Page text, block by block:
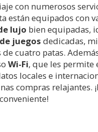
con numerosos
están equipados con
lujo bien equipadas,
juegos dedicadas,
cuatro patas.
Wi-Fi, que les permite
locales e
compras relajantes.